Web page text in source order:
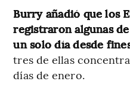
Burry añadió que los
registraron algunas
un solo día desde
tres de ellas
días de enero.